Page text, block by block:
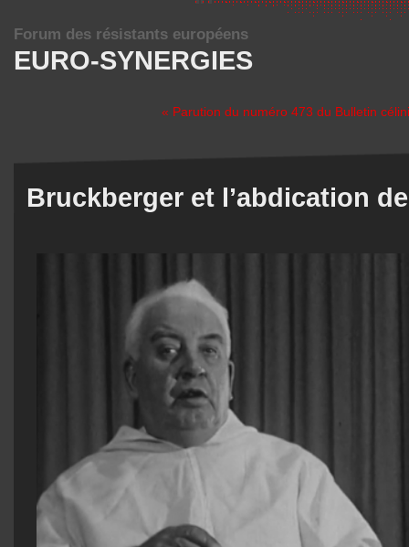
EURO-SYNERGIES
Forum des résistants européens
« Parution du numéro 473 du Bulletin
Bruckberger et l’abdication